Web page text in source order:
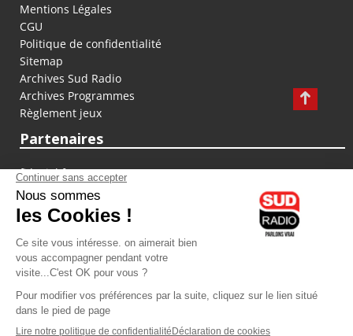
Mentions Légales
CGU
Politique de confidentialité
Sitemap
Archives Sud Radio
Archives Programmes
Règlement jeux
Partenaires
fiducial.fr
lyoncapitale.fr
olympique-et-lyonnais.com
L'application Iphone / Android
Téléchargez l'application
Les cookies